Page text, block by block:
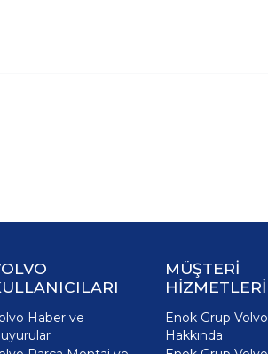
Haber ve
MÜŞTERİ
HİZMETLERİ
Enok Grup Volvo
Hakkında